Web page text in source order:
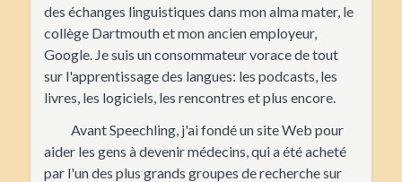
des échanges linguistiques dans mon alma mater, le
collège Dartmouth et mon ancien employeur,
Google. Je suis un consommateur vorace de tout
sur l'apprentissage des langues: les podcasts, les
livres, les logiciels, les rencontres et plus encore.
Avant Speechling, j'ai fondé un site Web pour
aider les gens à devenir médecins, qui a été acheté
par l'un des plus grands groupes de recherche sur